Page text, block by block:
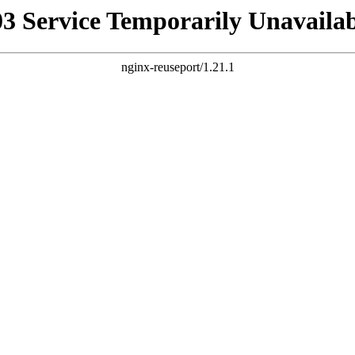
Service Temporarily
nginx-reuseport/1.21.1